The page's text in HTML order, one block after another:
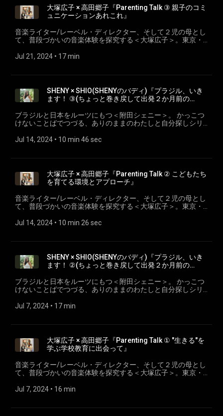
ーツなどに執筆。自身のレーベル、「Key of Life+」を主催
し、作品監修やプロデュース活動を行う。音楽史における女
性をテーマにした研究執筆活動も行なっている。二児の母。
高田郷子 @ohaichi 1980年福岡県生まれ。大学卒業後、2年間
のイタリア滞在を経て、リノベーション物件を中心に扱う不
動産企業に勤務。2017年より不動産事業などを手がける
Traverinv Elephant ㈱にCOOとして、日本橋のコンセプトビル
ディングTHE A.I.R BUILDING を運営
大塚広子 × 高田郷子『Parenting Talk ③ 親子のコミ
ュニケーションあれこれ』
音楽ライター/レーベル・ディレクター、そして２児の母とし
て、普段づかいの音楽体験を探究する＜大塚広子＞。東京・
ィづくりを志し、同じく2人の10代の母でもある＜高田郷子＞
ーツなどに執筆。自身のレーベル、「Key of Life+」を主催
し、作品監修やプロデュース活動を行う。音楽史における女
性をテーマにした研究執筆活動も行なっている。二児の母。
高田郷子 @ohaichi 1980年福岡県生まれ。大学卒業後、2年間
のイタリア滞在を経て、リノベーション物件を中心に扱う不
動産企業に勤務。2017年より不動産事業などを手がける
Traverinv Elephant ㈱にCOOとして、日本橋のコンセプトビル
ディングTHE A.I.R BUILDING を運営
Jul 21, 2024 • 17 min
SHENY × SHIO(SHENYのバディ)『プラジル、いき
ます！ ③(ちょっと巻き戻して出発２か月前の
ブラジルと日本をルーツにもつ＜附田シェニー＞。 かっこつ
けないことばでつづる、ありのままのわたしと自分探しシリ
出発２か月前の話）』 SHENY × SHIO(ブラジルに同行する
Jul 14, 2024 • 10 min 46 sec
大塚広子 × 高田郷子『Parenting Talk ② こどもたち
を育てる環境とアプローチ』
音楽ライター/レーベル・ディレクター、そして２児の母とし
て、普段づかいの音楽体験を探究する＜大塚広子＞。東京・
ィづくりを志し、同じく2人の10代の母でもある＜高田郷子＞
聞や音楽専門誌、ライナーノーツなどに執筆。自身のレーベ
ル、「Key of Life+」を主催し、作品監修やプロデュース活動
を行う。音楽史における女性をテーマにした研究執筆活動も
行なっている。二児の母。 高田郷子 @ohaichi 1980年福岡県
生まれ。大学卒業後、2年間のイタリア滞在を経て、リノベー
ション物件を中心に扱う不動産企業に勤務。2017年より不動
産事業などを手がけるTraverinv Elephant ㈱にCOOとして、日
本橋のコンセプトビルディングTHE A.I.R BUILDING を運営
Jul 14, 2024 • 10 min 26 sec
SHENY × SHIO(SHENYのバディ)『プラジル、いき
ます！ ②(ちょっと巻き戻して出発２か月前の
ブラジルと日本をルーツにもつ＜附田シェニー＞。 かっこつ
けないことばでつづる、ありのままのわたしと自分探しシリ
出発２か月前の話）』 SHENY × SHIO(ブラジルに同行する
Jul 7, 2024 • 17 min
大塚広子 × 高田郷子『Parenting Talk ① "生きる"を
学ぶ学校教育に出会って』
音楽ライター/レーベル・ディレクター、そして２児の母とし
て、普段づかいの音楽体験を探究する＜大塚広子＞。東京・
ィづくりを志し、同じく2人の10代の母でもある＜高田郷子＞
Jul 7, 2024 • 16 min